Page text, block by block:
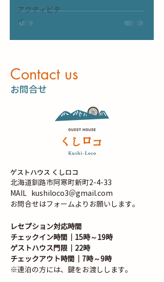
アクティビテ
ィ
​Contact us
​お問合せ
ゲストハウス くしロコ
北海道釧路市阿寒町新町2-4-33
MAIL
kushiloco3＠gmail.com
お問合せはフォームよりお願いします。
レセプション対応時間
チェックイン時間｜15時～19時
ゲストハウス門限｜22時
チェックアウト時間｜7時～9時
※連泊の方には、鍵をお渡しします。